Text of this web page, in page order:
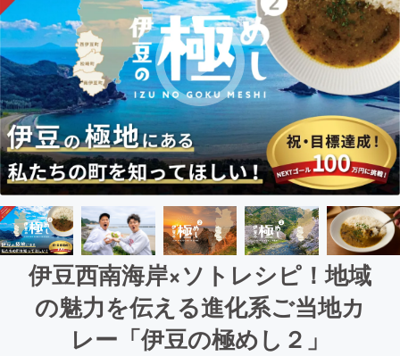
伊豆西南海岸×ソトレシピ！地域
の魅力を伝える進化系ご当地カ
レー「伊豆の極めし２」